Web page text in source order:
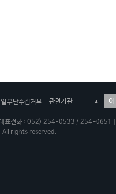
무단수집거부 이
| 대표전화 : 052) 254-0533 / 254-
All rights reserved.